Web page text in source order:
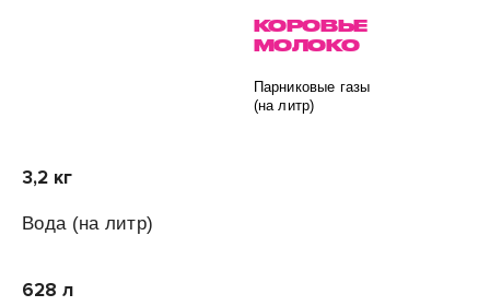
КОРОВЬЕ
МОЛОКО
Парниковые газы
(на литр)
3,2 кг
Вода(на литр)
628 л